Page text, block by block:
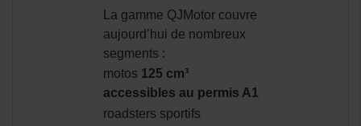
La gamme QJMotor couvre
aujourd’hui de nombreux
segments :
motos 125 cm³
accessibles au permis A1
roadsters sportifs